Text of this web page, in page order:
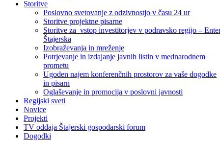
Storitve
Poslovno svetovanje z odzivnostjo v času 24 ur
Storitve projektne pisarne
Storitve za vstop investitorjev v podravsko regijo –
Štajerska
Izobraževanja in mreženje
Potrjevanje in izdajanje javnih listin v mednarodnem
prometu
Ugoden najem konferenčnih prostorov za vaše dogodke
in pisarn
Oglaševanje in promocija v poslovni javnosti
Regijski sveti
Novice
Projekti
TV oddaja Štajerski gospodarski forum
Dogodki